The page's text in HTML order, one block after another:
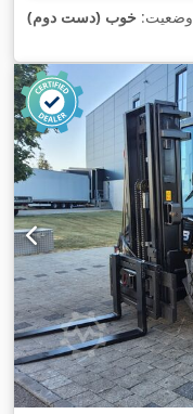
وضعیت: خوب (دست دوم)